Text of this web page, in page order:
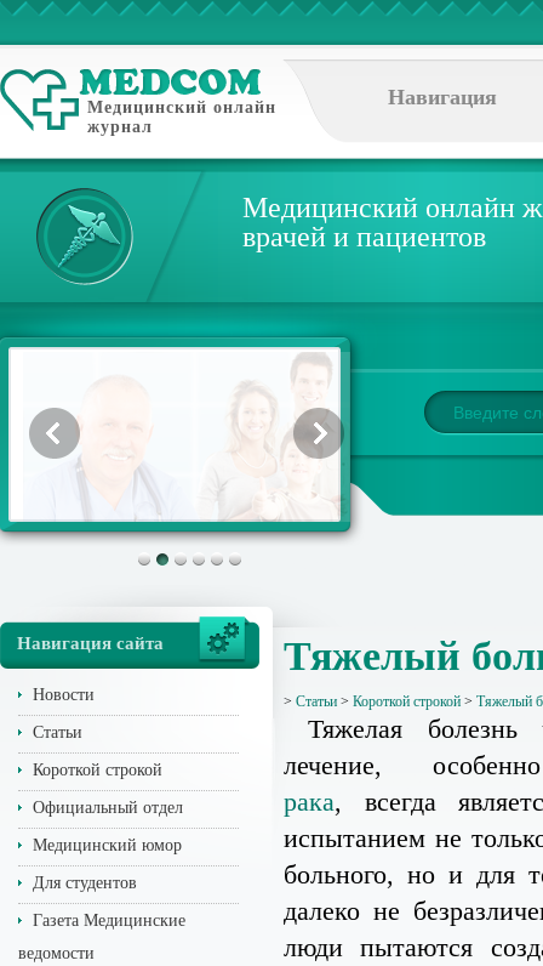
Медицинский онлайн
журнал
Навигация
Медицинский онлайн
врачей и пациентов
Навигация сайта
Новости
Статьи
Короткой строкой
Официальный отдел
Медицинский юмор
Для студентов
Газета Медицинские
ведомости
Тяжелый
> Статьи > Короткой строкой > Тяжелый
Тяжелая болезнь
лечение,
рака, всегда
испытанием не
больного, но и для
далеко не
люди пытаются